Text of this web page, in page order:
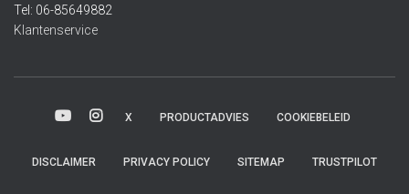
Tel: 06-85649882
Klantenservice
X PRODUCTADVIES COOKIEBELEID
DISCLAIMER PRIVACY POLICY SITEMAP TRUSTPILOT